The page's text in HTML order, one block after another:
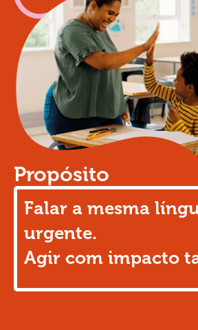
Propósito
Falar a mesma
urgente.
Agir com impacto